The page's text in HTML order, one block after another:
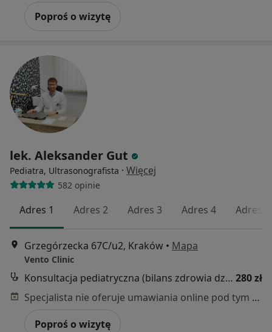
Poproś o wizytę
lek. Aleksander Gut
Pediatra, Ultrasonografista · Więcej
582 opinie
Adres 1 Adres 2 Adres 3 Adres 4 Adres 5
Grzegórzecka 67C/u2, Kraków • Mapa
Vento Clinic
Konsultacja pediatryczna (bilans zdrowia dziecka) 280 zł
Specjalista nie oferuje umawiania online pod tym adresem.
Poproś o wizytę